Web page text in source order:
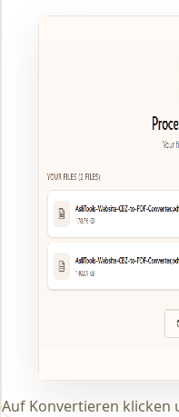
Auf Konvertieren klicken